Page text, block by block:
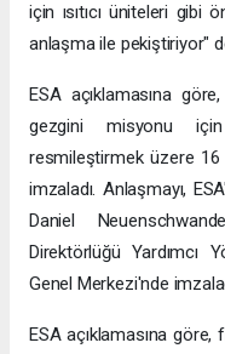
için ısıtıcı üniteleri gibi
anlaşma ile pekiştiriyor"
ESA açıklamasına
gezgini misyonu için
resmileştirmek üzere 16
imzaladı. Anlaşmayı,
Daniel
Direktörlüğü Yardımcı
Genel Merkezi'nde
ESA açıklamasına göre,